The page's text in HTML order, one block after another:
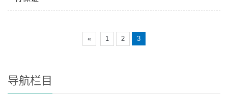
« 1 2 3
导航栏目